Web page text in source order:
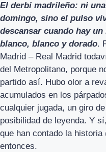
El derbi madrileño: ni
domingo, sino el pulso
descansar cuando hay
blanco, blanco y dorado.
Madrid – Real Madrid
del Metropolitano, porque
partido así. Hubo olor a
acumulados en los
cualquier jugada, un giro
posibilidad de leyenda. Y
que han contado la
entonces.